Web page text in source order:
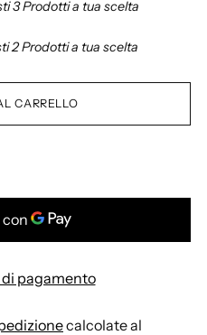
3 Prodotti a tua scelta
2 Prodotti a tua scelta
CARRELLO
pagamento
calcolate al